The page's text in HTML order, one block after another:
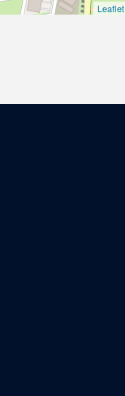
Leaflet